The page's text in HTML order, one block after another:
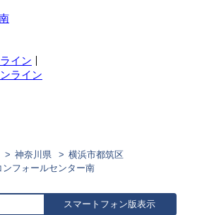
イン
ライン
神奈川県
横浜市都筑区
フォールセンター南
スマートフォン版表示